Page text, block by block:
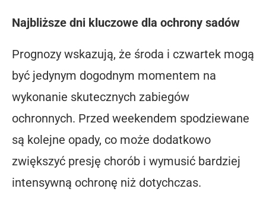
Najbliższe dni kluczowe dla ochrony sadów
Prognozy wskazują, że środa i czwartek mogą
być jedynym dogodnym momentem na
wykonanie skutecznych zabiegów
ochronnych. Przed weekendem spodziewane
są kolejne opady, co może dodatkowo
zwiększyć presję chorób i wymusić bardziej
intensywną ochronę niż dotychczas.